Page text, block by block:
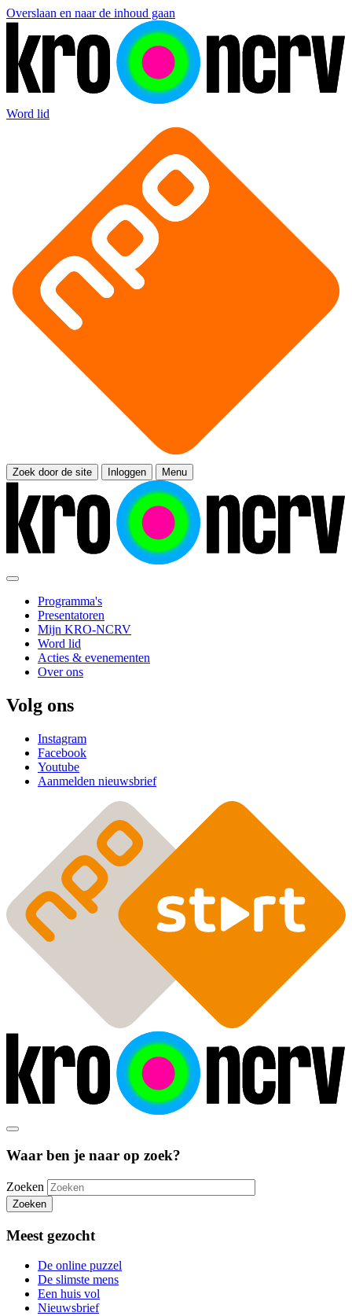
Overslaan en naar de inhoud gaan
Word lid
Zoek door de site Inloggen Menu
Programma's
Presentatoren
Mijn KRO-NCRV
Word lid
Acties & evenementen
Over ons
Volg ons
Instagram
Facebook
Youtube
Aanmelden nieuwsbrief
Waar ben je naar op zoek?
Zoeken
Zoeken
Meest gezocht
De online puzzel
De slimste mens
Een huis vol
Nieuwsbrief